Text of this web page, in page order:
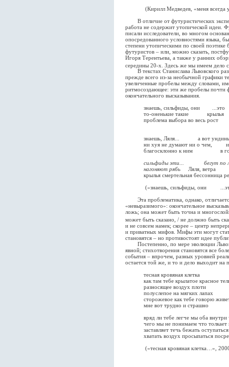
(Кирилл Медведев, «меня всегда
В отличие от футуристических
работа не содержит утопической идеи.
писали исследователи, во многом
опосредованного условностями языка,
степени утопическими по своей
футуристов – или, можно сказать,
Игоря Терентьева, а также у ранних
середины 20-х. Здесь же мы имеем дело
В текстах Станислава Львовского
прежде всего из-за необычной графики
увеличенные пробелы между словами,
ритмосоздающее: эти же пробелы
окончательного высказывания.
знаешь, сильфиды, они
то-оненькие такие крылья
проблема выбора во весь рост
знаешь, Ляля... а вот
ни хуя не думают ни о чем, и
благосклонно к ним в годы
сильфиды эти... бегут по
нагоняют рябь Ляля, ветра
крылья смертельная бессонница
(«знаешь, сильфиды, они
Эта проблематика, однако,
«невыразимого»: окончательное
ложь; она может быть точна и
может быть сказано, / не должно быть
и не совсем намек; скорее – центр
и приватных мифов. Мифы эти могут
становятся – но противостоят идее
Постепенно, по мере эволюции
явной; стихотворения становятся все
события – впрочем, разных уровней
остается той же, и то и дело выходит на
тесная кровяная клетка
как там тебе крылатое красное
разносящее воздух плоти
полуслепое на мягких лапах
сторожевое как тебе говорю
мне вот трудно и страшно
вряд ли тебе легче мы оба внутри
чего мы не понимаем что толкает
заставляет течь бежать оступаться
хватать воздух просыпаться
(«тесная кровяная клетка…»,